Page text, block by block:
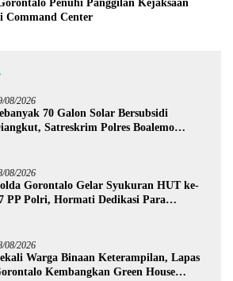
Penuhi Panggilan Kejaksaan
Command Center
08/2026
70 Galon Solar Bersubsidi
Satreskrim Polres Boalemo
08/2026
Gorontalo Gelar Syukuran HUT ke-
PP Polri, Hormati Dedikasi Para
08/2026
Warga Binaan Keterampilan, Lapas
Kembangkan Green House